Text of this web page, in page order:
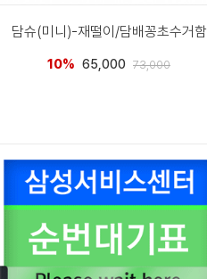
담슈(미니)-재떨이/담배꽁초수거함
10% 65,000 73,000